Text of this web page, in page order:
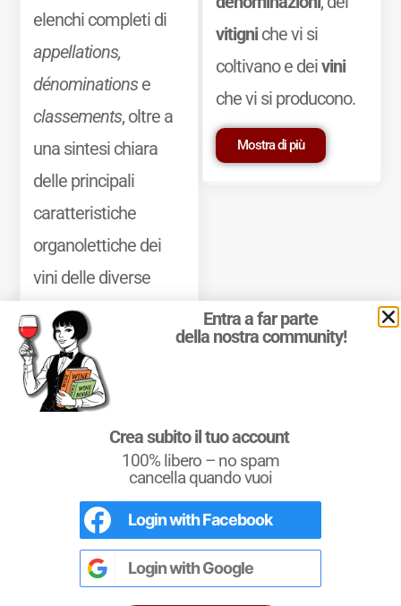
elenchi completi di
appellations,
dénominationse
classements, oltre a
una sintesi chiara
delle principali
caratteristiche
organolettiche dei
vini delle diverse
zone.
Mostra di più
vitigniche vi si
coltivano e deivini
che vi si producono.
Mostra di più
© 2011-2025 Marcello Leder. All rights reserved. | ® Quattrocalici
Condizioni d'uso
|Privacy Policy|Cookie Policy
L'Italia del Vino
Nel libro leRegioni del Vino d’Italiacon
tutte leDenominazioni, e le
dettagliateper leDOCGe leDOCdi
Entra a far parte
della nostra community!
Crea subito il tuo account
100% libero – no spam
cancella quando vuoi
Login withFacebook
Login withGoogle